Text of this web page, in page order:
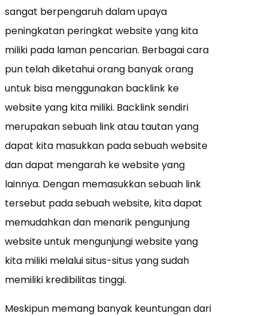
sangat berpengaruh dalam upaya
peningkatan peringkat website yang kita
miliki pada laman pencarian. Berbagai cara
pun telah diketahui orang banyak orang
untuk bisa menggunakan backlink ke
website yang kita miliki. Backlink sendiri
merupakan sebuah link atau tautan yang
dapat kita masukkan pada sebuah website
dan dapat mengarah ke website yang
lainnya. Dengan memasukkan sebuah link
tersebut pada sebuah website, kita dapat
memudahkan dan menarik pengunjung
website untuk mengunjungi website yang
kita miliki melalui situs-situs yang sudah
memiliki kredibilitas tinggi.
Meskipun memang banyak keuntungan dari